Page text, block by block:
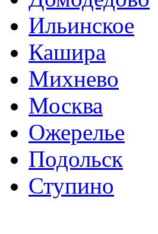
Ильинское
Кашира
Михнево
Москва
Ожерелье
Подольск
Ступино